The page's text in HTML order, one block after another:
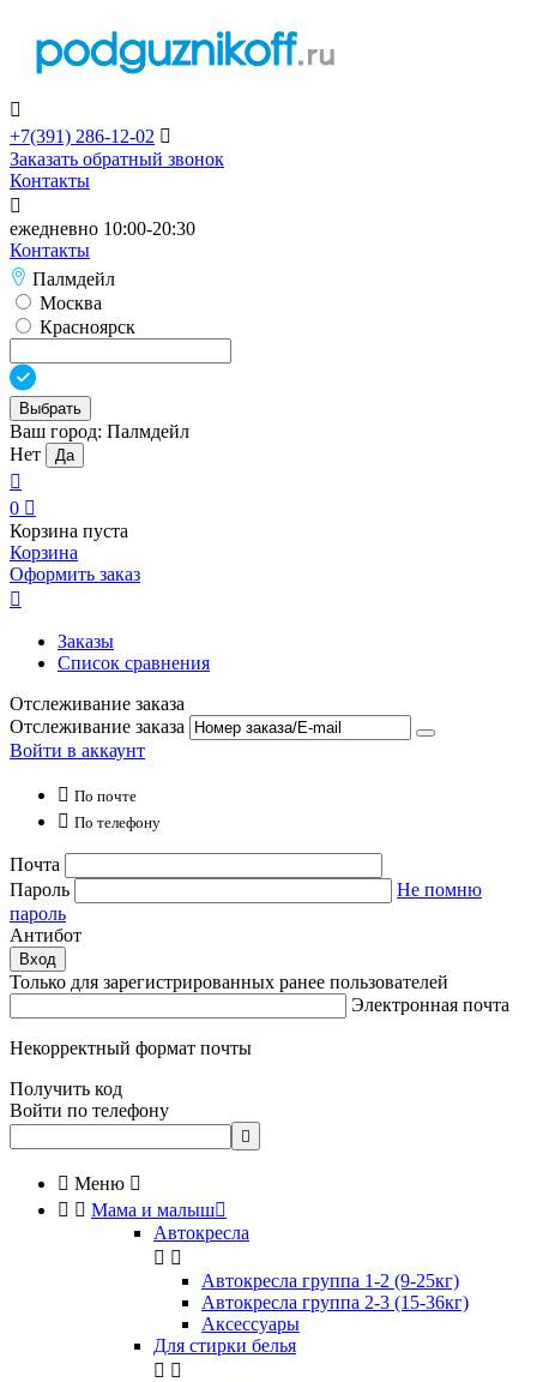

+7(391) 286-12-02 
Заказать обратный звонок
Контакты

ежедневно 10:00-20:30
Контакты
Палмдейл
Москва
Красноярск
Выбрать
Ваш город: Палмдейл
Нет
Да

0 
Корзина пуста
Корзина
Оформить заказ

Заказы
Список сравнения
Отслеживание заказа
Отслеживание заказа
Войти в аккаунт
 По почте
 По телефону
Почта
Пароль
Не помню
пароль
Антибот
Вход
Только для зарегистрированных ранее пользователей
Электронная почта
Некорректный формат почты
Получить код
Войти по телефону

 Меню 
  Мама и малыш
Автокресла
 
Автокресла группа 1-2 (9-25кг)
Автокресла группа 2-3 (15-36кг)
Аксессуары
Для стирки белья
 